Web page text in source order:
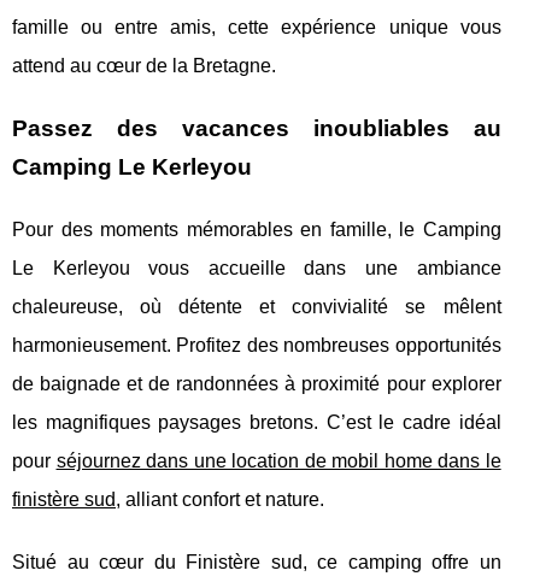
famille ou entre amis, cette expérience unique vous
attend au cœur de la Bretagne.
Passez des vacances inoubliables au
Camping Le Kerleyou
Pour des moments mémorables en famille, le Camping
Le Kerleyou vous accueille dans une ambiance
chaleureuse, où détente et convivialité se mêlent
harmonieusement. Profitez des nombreuses opportunités
de baignadeet de randonnées à proximité pour explorer
les magnifiques paysages bretons. C’est le cadre idéal
pour séjournez dans une location de mobil home dans le
finistère sud, alliant confort et nature.
Situé au cœur du Finistère sud, ce camping offre un